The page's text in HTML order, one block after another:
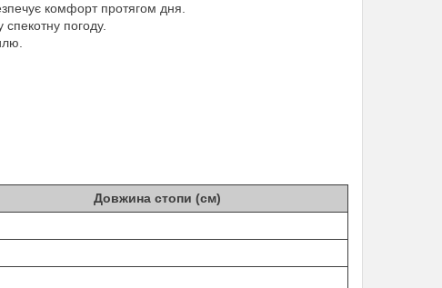
комфорт протягом дня.
спекотну погоду.
Довжина стопи (см)